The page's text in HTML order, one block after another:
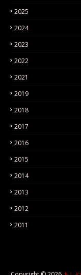
2025
2024
2023
2022
2021
2019
2018
2017
2016
2015
2014
2013
2012
2011